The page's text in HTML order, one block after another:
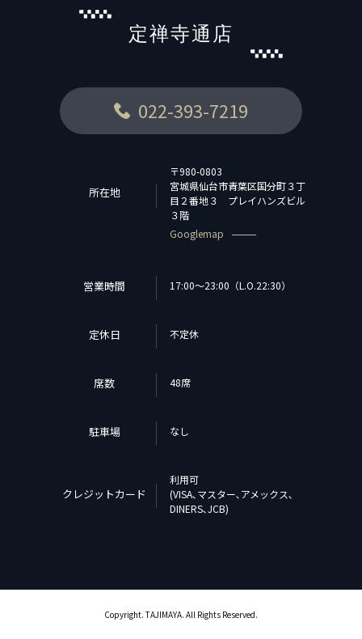
定禅寺通店
022-393-7219
所在地
〒980-0803
宮城県仙台市青葉区国分町３丁
目２番地３ プレイハンズビル
３階
Googlemap
営業時間 17:00～23:00（L.O.22:30）
定休日 不定休
席数 48席
駐車場 なし
クレジットカード
利用可
(VISA､マスター､アメックス､
DINERS､JCB)
Copyright. TAJIMAYA. All Rights Reserved.